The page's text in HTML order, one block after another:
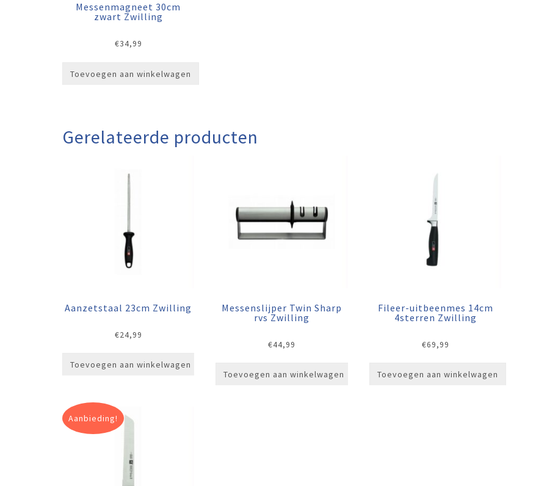
Messenmagneet 30cm
zwart Zwilling
€34,99
Toevoegen aan winkelwagen
Gerelateerde producten
Aanzetstaal 23cm Zwilling
€24,99
Toevoegen aan winkelwagen
Messenslijper Twin Sharp
rvs Zwilling
€44,99
Toevoegen aan winkelwagen
Fileer-uitbeenmes 14cm
4sterren Zwilling
€69,99
Toevoegen aan winkelwagen
Aanbieding!